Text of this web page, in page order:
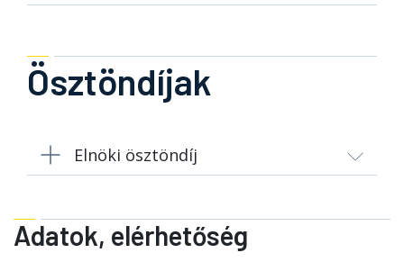
Ösztöndíjak
Elnöki ösztöndíj
Adatok, elérhetőség